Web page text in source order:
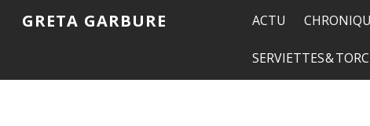
GRETA GARBURE ACTU
SERVIETTES &